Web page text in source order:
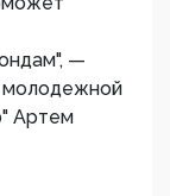
—
молодежной
Артем